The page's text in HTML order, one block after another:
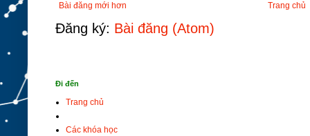
Bài đăng mới hơn Trang chủ
Đăng ký: Bài đăng (Atom)
Đi đến
Trang chủ
Các khóa học